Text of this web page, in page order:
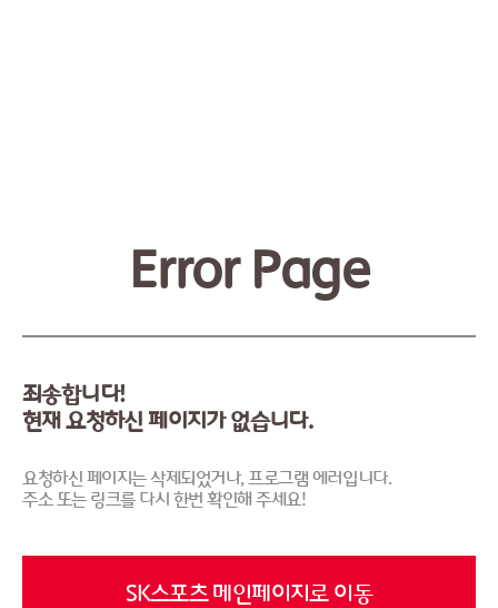
Error Page
죄송합니다!
현재 요청하신 페이지가 없습니다.
요청하신 페이지는 삭제되었거나, 프로그램 에러입니다.
주소 또는 링크를 다시 한번 확인해 주세요!
SK스포츠 메인페이지로 이동